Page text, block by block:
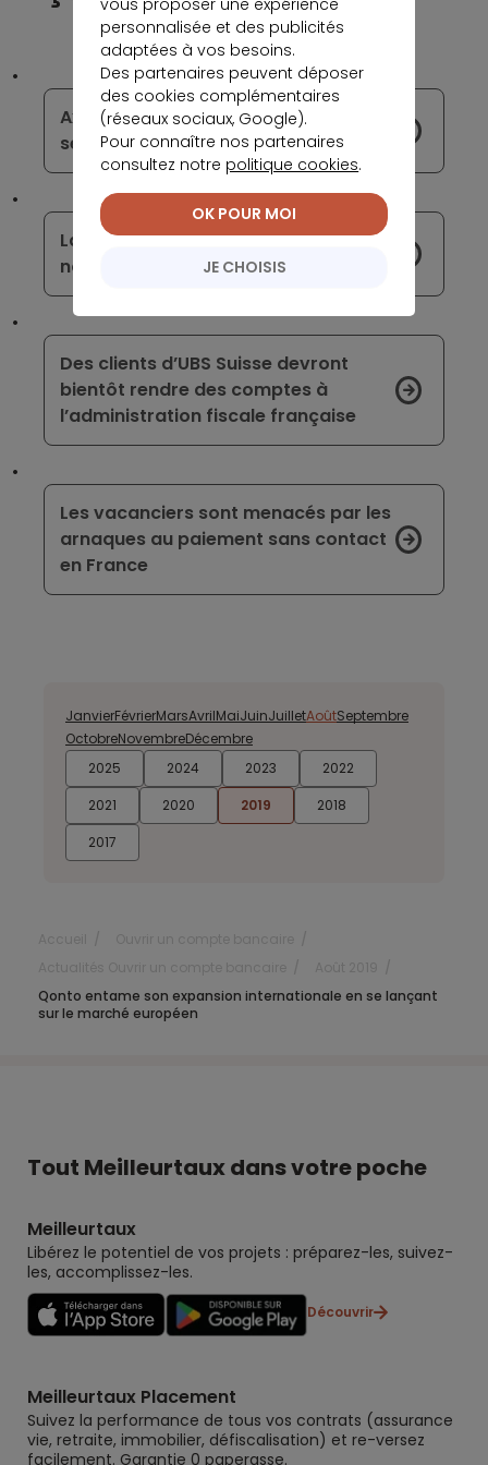
Axa Banque révolutionne ses
services
La Fintech Lydia met en place une
nouvelle cagnotte en ligne
Des clients d’UBS Suisse devront
bientôt rendre des comptes à
l’administration fiscale française
Les vacanciers sont menacés par les
arnaques au paiement sans contact
en France
2025 2024 2023
2022
2021
2020 2019
2018
2017
JanvierFévrierMarsAvrilMaiJuinJuilletAoûtSeptembre
OctobreNovembreDécembre
Qonto entame son expansion internationale en se lançant
sur le marché européen
Tout Meilleurtaux dans votre poche
Meilleurtaux
Libérez le potentiel de vos projets : préparez-les, suivez-
les, accomplissez-les.
Découvrir
Meilleurtaux Placement
Suivez la performance de tous vos contrats (assurance
vie, retraite, immobilier, défiscalisation) et re-versez
facilement. Garantie 0 paperasse.
vous proposer une expérience
personnalisée et des publicités
adaptées à vos besoins.
Des partenaires peuvent déposer
des cookies complémentaires
(réseaux sociaux, Google).
Pour connaître nos partenaires
consultez notre politique cookies.
JE CHOISIS
OK POUR MOI